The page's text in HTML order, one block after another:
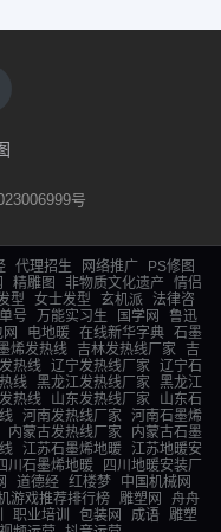
号
代理招生 网络推广
PS修图
精雕图 非物质文化遗产
情侣
型 女士发型 玄机派
法律咨
号 万能实习生 国学网
鲁迅
电地暖 在线新华字典 石墨
烯发热线 吉林发热线厂家
吉
热线 辽宁发热线厂家 辽宁石
线 黑龙江发热线厂家 黑龙江
热线 山东发热线厂家
山东石
河南发热线厂家 河南石墨烯
内蒙古发热线厂家
内蒙古石墨
江苏石墨烯地暖
江苏地暖安
川石墨烯地暖
四川地暖安装厂
道德经 红楼梦
中国机械网
游戏推荐排行榜 雕塑网
舟舟
职业培训 包装网 成语
雕塑